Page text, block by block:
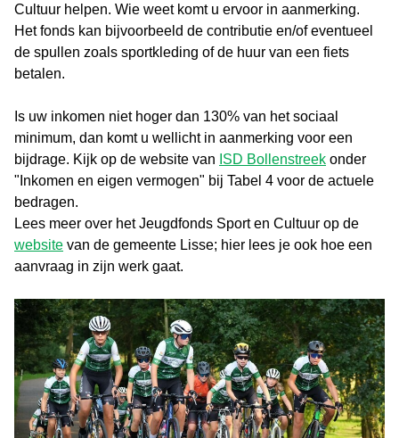
Cultuur helpen. Wie weet komt u ervoor in aanmerking.
Het fonds kan bijvoorbeeld de contributie en/of eventueel
de spullen zoals sportkleding of de huur van een fiets
betalen.
Is uw inkomen niet hoger dan 130% van het sociaal
minimum, dan komt u wellicht in aanmerking voor een
bijdrage. Kijk op de website van ISD Bollenstreek onder
"Inkomen en eigen vermogen" bij Tabel 4 voor de actuele
bedragen.
Lees meer over het Jeugdfonds Sport en Cultuur op de
website van de gemeente Lisse; hier lees je ook hoe een
aanvraag in zijn werk gaat.